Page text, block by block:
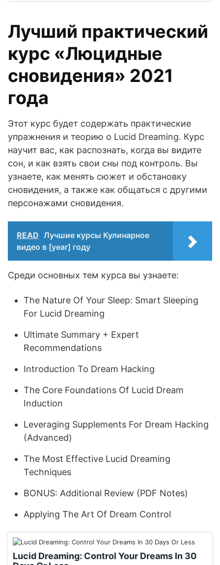
Лучший практический
курс «Люцидные
сновидения» 2021
года
Этот курс будет содержать практические
упражнения и теорию о Lucid Dreaming. Курс
научит вас, как распознать, когда вы видите
сон, и как взять свои сны под контроль. Вы
узнаете, как менять сюжет и обстановку
сновидения, а также как общаться с другими
персонажами сновидения.
READ Лучшие курсы Кулинарное
видео в [year] году
Среди основных тем курса вы узнаете:
The Nature Of Your Sleep: Smart Sleeping
For Lucid Dreaming
Ultimate Summary + Expert
Recommendations
Introduction To Dream Hacking
The Core Foundations Of Lucid Dream
Induction
Leveraging Supplements For Dream Hacking
(Advanced)
The Most Effective Lucid Dreaming
Techniques
BONUS: Additional Review (PDF Notes)
Applying The Art Of Dream Control
Lucid Dreaming: Control Your Dreams In 30